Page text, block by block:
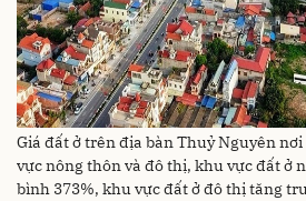
Giá đất ở trên địa bàn Thuỷ Nguyên
vực nông thôn và đô thị, khu vực đất ở
bình 373%, khu vực đất ở đô thị tăng